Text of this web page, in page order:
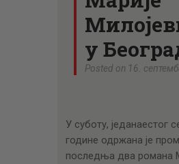
АКТУЕЛНОСТИ
ЦЕНОВНИК
ПИСМО
у
Posted on 16.
У суботу, једанаестог
године одржана је
последња два романа